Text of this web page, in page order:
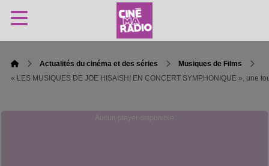
Actualités du cinéma et des séries
Musiques de Films
« LES MUSIQUES DE JOE HISAISHI EN CONCERT SYMPHONIQUE »,
Aucun player disponible